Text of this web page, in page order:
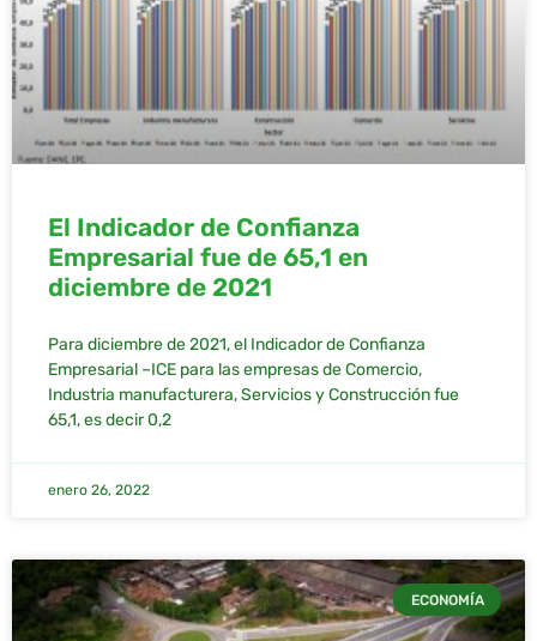
El Indicador de Confianza
Empresarial fue de 65,1 en
diciembre de 2021
Para diciembre de 2021, el Indicador de Confianza
Empresarial –ICE para las empresas de Comercio,
Industria manufacturera, Servicios y Construcción fue
65,1, es decir 0,2
enero 26, 2022
ECONOMÍA